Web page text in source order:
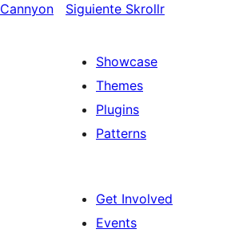
Cannyon Siguiente Skrollr
Showcase
Themes
Plugins
Patterns
Get Involved
Events